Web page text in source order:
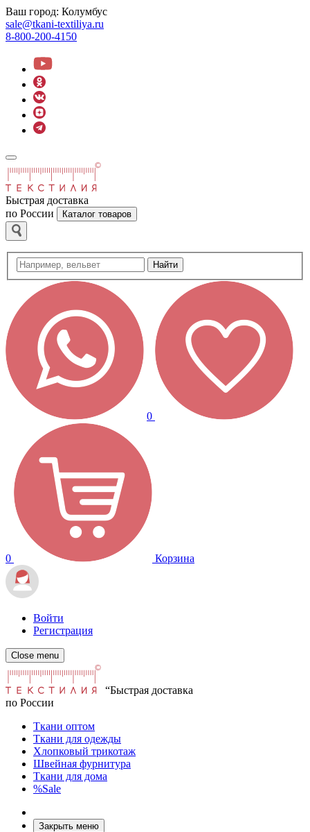
Ваш город: Колумбус
sale@tkani-textiliya.ru
8-800-200-4150
Быстрая доставка
по России
Каталог товаров
Найти
0
0 Корзина
Войти
Регистрация
Close menu
“Быстрая доставка
по России
Ткани оптом
Ткани для одежды
Хлопковый трикотаж
Швейная фурнитура
Ткани для дома
%Sale
Закрыть меню